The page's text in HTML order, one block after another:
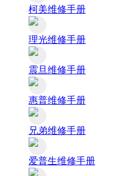
柯美维修手册
理光维修手册
震旦维修手册
惠普维修手册
兄弟维修手册
爱普生维修手册